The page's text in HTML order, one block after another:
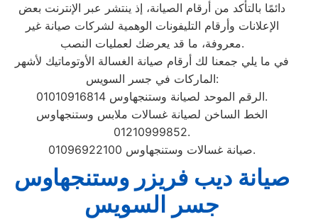
دائمًا بالتأكد من أرقام الصيانة، إذ ينتشر عبر الإنترنت بعض
الإعلانات وأرقام التليفونات الوهمية لشركات صيانة غير
معروفة، ما قد يعرضك لعمليات النصب.
في ما يلي جمعنا لك أرقام صيانة الغسالة الأوتوماتيك لأشهر
الماركات في جسر السويس:
الرقم الموحد لصيانة وستنجهاوس 01010916814.
الخط الساخن لصيانة غسالات ملابس وستنجهاوس
01210999852.
صيانة غسالات وستنجهاوس 01096922100.
صيانة ديب فريزر وستنجهاوس
جسر السويس